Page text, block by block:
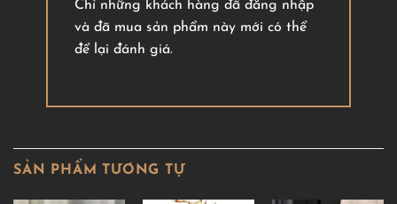
Chỉ những khách hàng đã đăng nhập
và đã mua sản phẩm này mới có thể
để lại đánh giá.
SẢN PHẨM TƯƠNG TỰ